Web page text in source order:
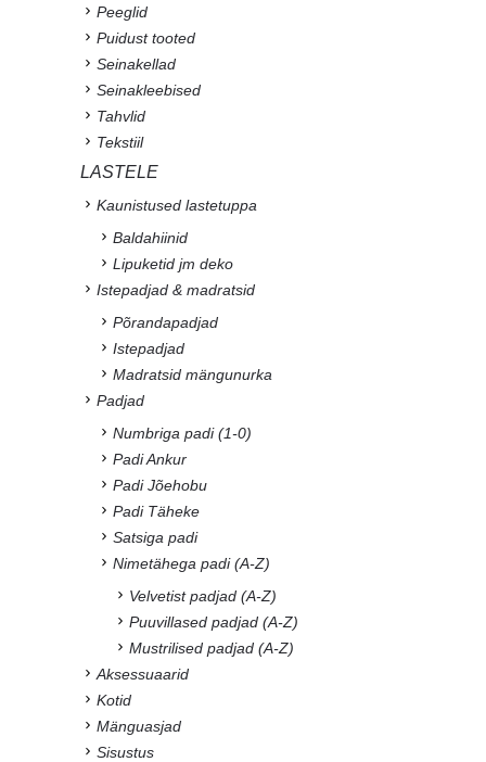
Peeglid
Puidust tooted
Seinakellad
Seinakleebised
Tahvlid
Tekstiil
LASTELE
Kaunistused lastetuppa
Baldahiinid
Lipuketid jm deko
Istepadjad & madratsid
Põrandapadjad
Istepadjad
Madratsid mängunurka
Padjad
Numbriga padi (1-0)
Padi Ankur
Padi Jõehobu
Padi Täheke
Satsiga padi
Nimetähega padi (A-Z)
Velvetist padjad (A-Z)
Puuvillased padjad (A-Z)
Mustrilised padjad (A-Z)
Aksessuaarid
Kotid
Mänguasjad
Sisustus